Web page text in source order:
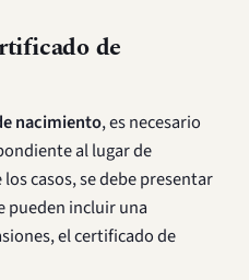
de
nacimiento, es necesario
al lugar de
casos, se debe presentar
pueden incluir una
el certificado de